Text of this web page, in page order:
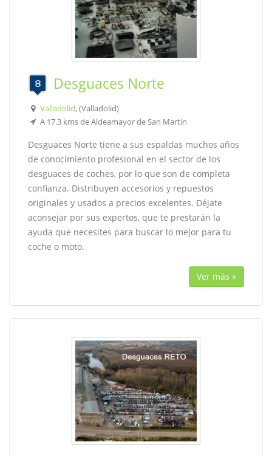
Desguaces Norte
Valladolid, (Valladolid)
A 17.3 kms de Aldeamayor de San Martín
Desguaces Norte tiene a sus espaldas muchos años
de conocimiento profesional en el sector de los
desguaces de coches, por lo que son de completa
confianza. Distribuyen accesorios y repuestos
originales y usados a precios excelentes. Déjate
aconsejar por sus expertos, que te prestarán la
ayuda que necesites para buscar lo mejor para tu
coche o moto.
Ver más »